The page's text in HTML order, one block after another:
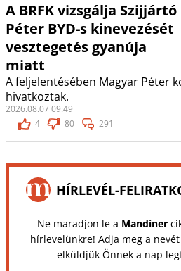
A BRFK vizsgálja Szijjártó
Péter BYD-s kinevezését
vesztegetés gyanúja
miatt
A feljelentésében Magyar Péter
hivatkoztak.
2026.08.07 09:49
4
80 291
HÍRLEVÉL-
Ne maradjon le a Mandiner
hírlevelünkre! Adja meg a
elküldjük Önnek a nap